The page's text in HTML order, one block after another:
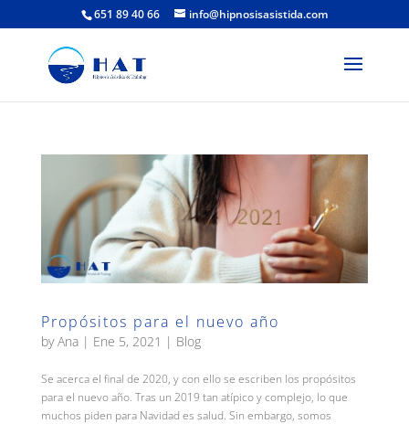
651 89 40 66 info@hipnosisasistida.com
Propósitos para el nuevo año
byAna| Ene 5, 2021 | Blog
Se acerca el final de 2020, y con ello se escriben los propósitos
para el nuevo año. Tras un 2019 tan atípico y complejo, lo que
muchos piden para Navidad es salud. Sin embargo, somos